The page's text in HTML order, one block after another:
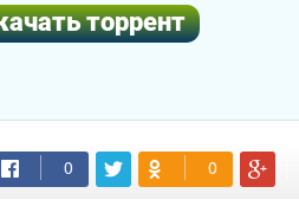
(cкачиваний: 45)